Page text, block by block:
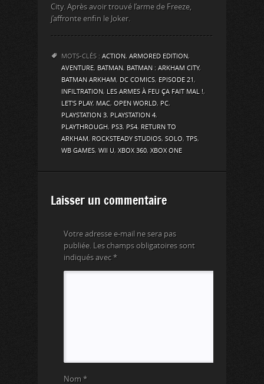
City. Après avoir trouvé l’arme de Freeze,
j’affronte enfin le Joker.
MOTS-CLÉS : ACTION, ARMORED EDITION,
AVENTURE, BATMAN, BATMAN : ARKHAM CITY,
BATMAN ARKHAM, DC COMICS, EPISODE 21,
INFILTRATION, LES ARMES À FEU ÇA FAIT MAL !,
LET'S PLAY, MAC, OPEN WORLD, PC,
PLAYSTATION 3, PLAYSTATION 4,
PLAYTHROUGH, PS3, PS4, RETURN TO
ARKHAM, ROCKSTEADY STUDIOS, SOLO, TPS,
WB GAMES, WII U, XBOX 360, XBOX ONE
Laisser un commentaire
Votre adresse e-mail ne sera pas
publiée.
Les champs obligatoires sont
indiqués avec *
Nom *